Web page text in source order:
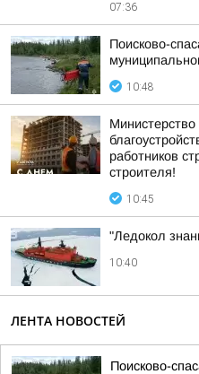
07:36
Поисково-
10:48
Министерство
работников
строителя!
10:45
"Ледокол
10:40
ЛЕНТА НОВОСТЕЙ
Поисково-